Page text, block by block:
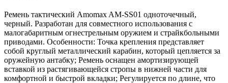
Ремень тактический Amomax AM-SS01 одноточечный,
черный. Разработан для совместного использования с
малогабаритным огнестрельным оружием и страйкбольными
приводами. Особенности: Точка крепления представляет
собой круглый металлический карабин, который цепляется за
оружейную антабку; Ремень оснащен амортизирующей
вставкой из растягивающейся стропы в нижней части для
комфортной и быстрой вкладки; Регулируется по длине, что